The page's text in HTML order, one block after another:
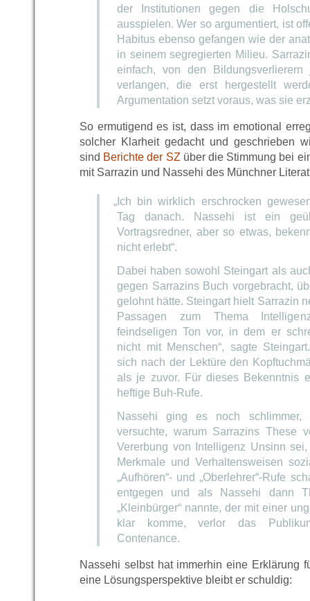
der Institutionen gegen die
ausspielen. Wer so argumentiert, ist
Habitus ebenso gefangen wie der
in seinem segregierten Milieu.
einfach, von den
verlangen, die erst hergestellt
Argumentation setzt voraus, was sie
So ermutigend es ist, dass im emotional
solcher Klarheit gedacht und geschrieben
sind Berichte der SZ über die Stimmung bei
mit Sarrazin und Nassehi des Münchner
„ Ich bin wirklich erschrocken
Tag danach. Nassehi ist ein
Vortragsredner, aber so etwas,
nicht erlebt“.
Dabei haben sowohl Steingart als
gegen Sarrazins Buch vorgebracht,
gelohnt hätte. Steingart hielt Sarrazin
Passagen zum Thema
feindseligen Ton vor, in dem er
nicht mit Menschen“, sagte
sich nach der Lektüre den
als je zuvor. Für dieses Bekenntnis
heftige Buh-Rufe.
Nassehi ging es noch schlimmer,
versuchte, warum Sarrazins These
Vererbung von Intelligenz Unsinn
Merkmale und Verhaltensweisen
„Aufhören“- und „Oberlehrer“-Rufe
entgegen und als Nassehi dann
„Kleinbürger“ nannte, der mit einer
klar komme, verlor das
Contenance.
Nassehi selbst hat immerhin eine Erklärung
eine Lösungsperspektive bleibt er schuldig: